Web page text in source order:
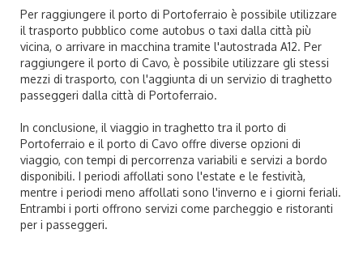
Per raggiungere il porto di Portoferraio è possibile utilizzare
il trasporto pubblico come autobus o taxi dalla città più
vicina, o arrivare in macchina tramite l'autostrada A12. Per
raggiungere il porto di Cavo, è possibile utilizzare gli stessi
mezzi di trasporto, con l'aggiunta di un servizio di traghetto
passeggeri dalla città di Portoferraio.
In conclusione, il viaggio in traghetto tra il porto di
Portoferraio e il porto di Cavo offre diverse opzioni di
viaggio, con tempi di percorrenza variabili e servizi a bordo
disponibili. I periodi affollati sono l'estate e le festività,
mentre i periodi meno affollati sono l'inverno e i giorni feriali.
Entrambi i porti offrono servizi come parcheggio e ristoranti
per i passeggeri.